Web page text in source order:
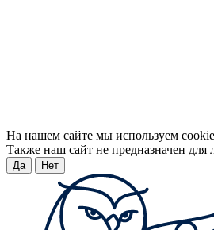
На нашем сайте мы используем
Также наш сайт не предназначен для
Да Нет